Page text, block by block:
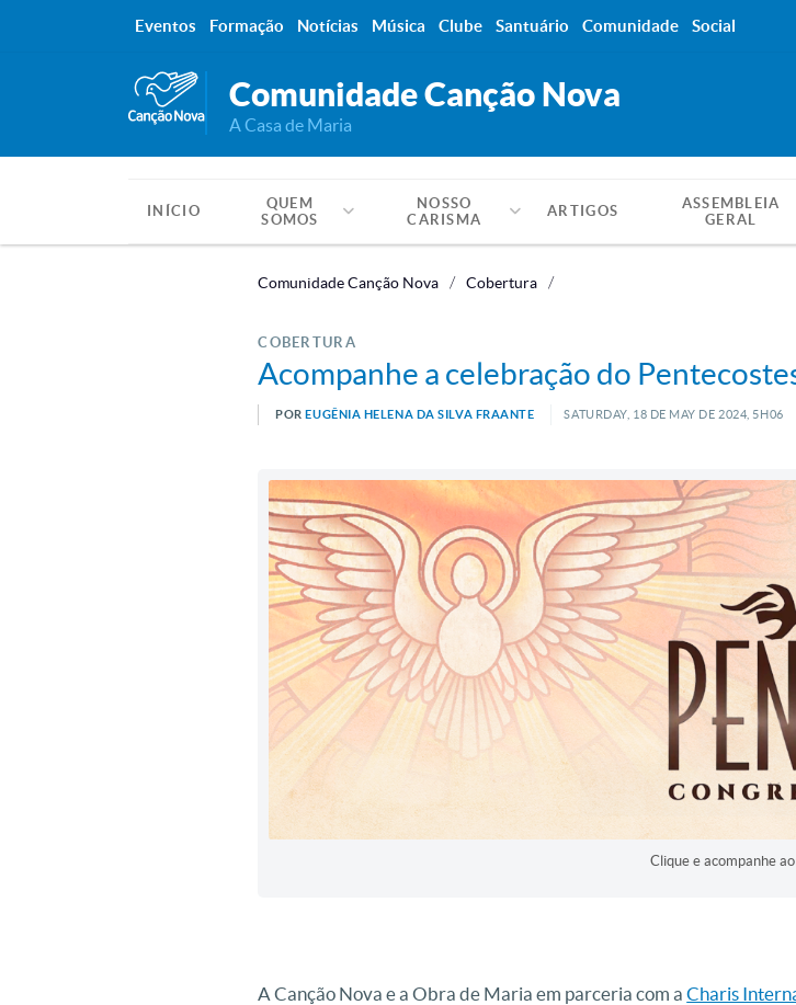
Comunidade Canção Nova
A Casa de Maria
INÍCIO
QUEM
SOMOS
NOSSO
CARISMA
ARTIGOS
ASSEMBLEIA
GERAL
Comunidade Canção Nova Cobertura
COBERTURA
Acompanhe a celebração do
POREUGÊNIA HELENA DA SILVA FRAANTE SATURDAY, 18 DE MAY DE 2024, 5H06
Clique e acompanhe
A Canção Nova e a Obra de Maria em parceria com aCharis
Eventos Formação Notícias Música Clube Santuário Comunidade Social